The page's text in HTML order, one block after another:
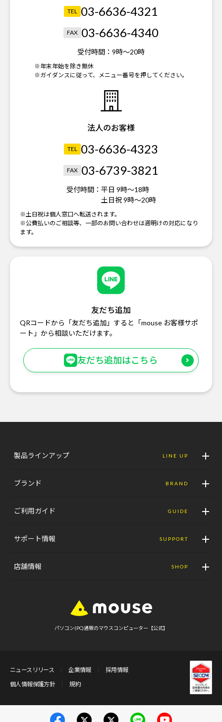
TEL 03-6636-4321
FAX 03-6636-4340
受付時間： 9時～20時
※年末年始を除き無休
※ガイダンスに従って、メニュー番号を押してください。
法人のお客様
TEL 03-6636-4323
FAX 03-6739-3821
受付時間： 平日 9時～18時
土日祝 9時～20時
※土日祝は個人窓口へ転送されます。
※公費払いのご相談等、一部のお問い合わせは週明けの対応になり
ます。
友だち追加
QRコードから「友だち追加」すると「mouse お客様サポ
ート」から相談いただけます。
友だち追加はこちら
製品ラインアップ LINE UP
ブランド BRAND
ご利用ガイド GUIDE
サポート情報 SUPPORT
店舗情報 SHOP
パソコン(PC)通販のマウスコンピューター【公式】
ニュースリリース 企業情報
採用情報
個人情報保護方針
規約